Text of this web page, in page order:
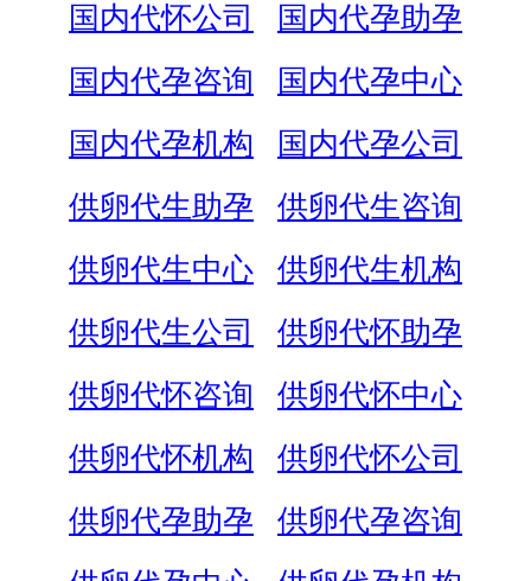
国内代怀公司
国内代孕助孕
国内代孕咨询
国内代孕中心
国内代孕机构
国内代孕公司
供卵代生助孕
供卵代生咨询
供卵代生中心
供卵代生机构
供卵代生公司
供卵代怀助孕
供卵代怀咨询
供卵代怀中心
供卵代怀机构
供卵代怀公司
供卵代孕助孕
供卵代孕咨询